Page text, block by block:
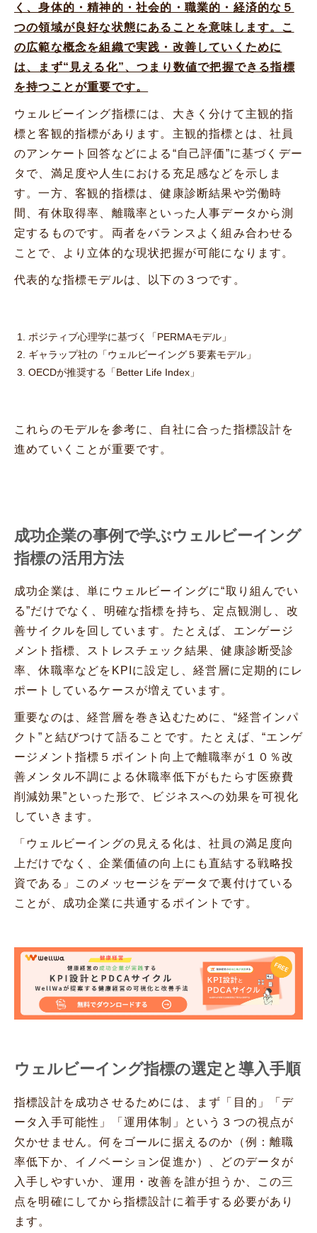
く、身体的・精神的・社会的・職業的・経済的な５
つの領域が良好な状態にあることを意味します。こ
の広範な概念を組織で実践・改善していくために
は、まず“見える化”、つまり数値で把握できる指標
を持つことが重要です。
ウェルビーイング指標には、大きく分けて主観的指
標と客観的指標があります。主観的指標とは、社員
のアンケート回答などによる“自己評価”に基づくデー
タで、満足度や人生における充足感などを示しま
す。一方、客観的指標は、健康診断結果や労働時
間、有休取得率、離職率といった人事データから測
定するものです。両者をバランスよく組み合わせる
ことで、より立体的な現状把握が可能になります。
代表的な指標モデルは、以下の３つです。
ポジティブ心理学に基づく「PERMAモデル」
ギャラップ社の「ウェルビーイング５要素モデル」
OECDが推奨する「Better Life Index」
これらのモデルを参考に、自社に合った指標設計を
進めていくことが重要です。
成功企業の事例で学ぶウェルビーイング
指標の活用方法
成功企業は、単にウェルビーイングに“取り組んでい
る”だけでなく、明確な指標を持ち、定点観測し、改
善サイクルを回しています。たとえば、エンゲージ
メント指標、ストレスチェック結果、健康診断受診
率、休職率などをKPIに設定し、経営層に定期的にレ
ポートしているケースが増えています。
重要なのは、経営層を巻き込むために、“経営インパ
クト”と結びつけて語ることです。たとえば、“エンゲ
ージメント指標５ポイント向上で離職率が１０％改
善メンタル不調による休職率低下がもたらす医療費
削減効果”といった形で、ビジネスへの効果を可視化
していきます。
「ウェルビーイングの見える化は、社員の満足度向
上だけでなく、企業価値の向上にも直結する戦略投
資である」このメッセージをデータで裏付けている
ことが、成功企業に共通するポイントです。
ウェルビーイング指標の選定と導入手順
指標設計を成功させるためには、まず「目的」「デ
ータ入手可能性」「運用体制」という３つの視点が
欠かせません。何をゴールに据えるのか（例：離職
率低下か、イノベーション促進か）、どのデータが
入手しやすいか、運用・改善を誰が担うか、この三
点を明確にしてから指標設計に着手する必要があり
ます。